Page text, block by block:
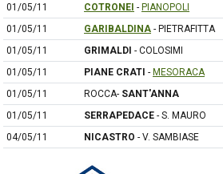
01/05/11
COTRONEI - PIANOPOLI
01/05/11
GARIBALDINA - PIETRAFITTA
01/05/11
GRIMALDI - COLOSIMI
01/05/11
PIANE CRATI - MESORACA
01/05/11
ROCCA- SANT'ANNA
01/05/11
SERRAPEDACE - S. MAURO
04/05/11
NICASTRO - V. SAMBIASE